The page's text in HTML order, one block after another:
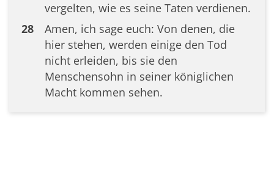
vergelten, wie es seine Taten verdienen.
28
Amen, ich sage euch: Von denen, die
hier stehen, werden einige den Tod
nicht erleiden, bis sie den
Menschensohn in seiner königlichen
Macht kommen sehen.